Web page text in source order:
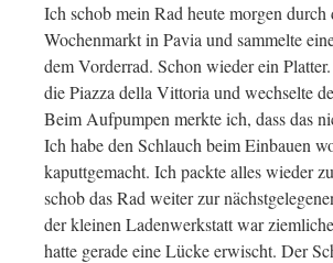
Ich schob mein Rad heute morgen durch
Wochenmarkt in Pavia und sammelte
dem Vorderrad. Schon wieder ein
die Piazza della Vittoria und wechselte
Beim Aufpumpen merkte ich, dass das
Ich habe den Schlauch beim Einbauen
kaputtgemacht. Ich packte alles wieder
schob das Rad weiter zur
der kleinen Ladenwerkstatt war
hatte gerade eine Lücke erwischt. Der